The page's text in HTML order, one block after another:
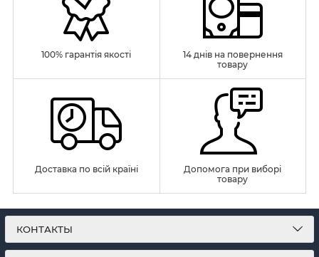
100% гарантія якості
14 днів на повернення
товару
Доставка по всій країні
Допомога при виборі
товару
КОНТАКТЫ